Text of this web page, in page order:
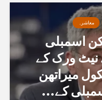
معاشرہ
اسمبلی
ورک کے
میراتھن
کے...